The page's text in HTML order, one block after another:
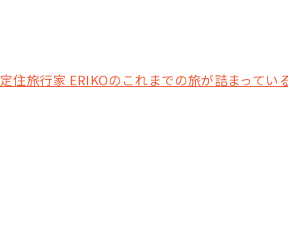
定住旅行家 ERIKOのこれまでの旅が詰まって